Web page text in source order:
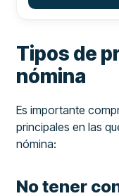
Tipos de
nómina
Es importante
principales en las
nómina:
No tener